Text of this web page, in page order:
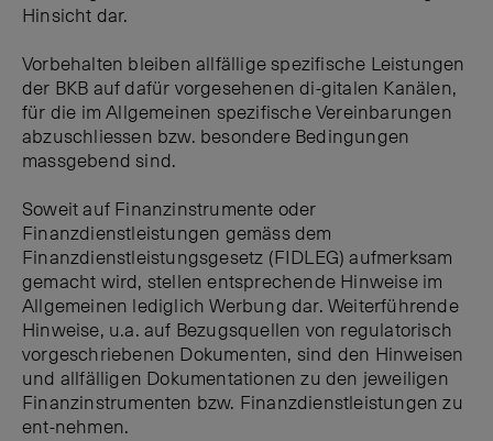
Hinsicht dar.
Vorbehalten bleiben allfällige spezifische Leistungen
der BKB auf dafür vorgesehenen di-gitalen Kanälen,
für die im Allgemeinen spezifische Vereinbarungen
abzuschliessen bzw. besondere Bedingungen
massgebend sind.
Soweit auf Finanzinstrumente oder
Finanzdienstleistungen gemäss dem
Finanzdienstleistungsgesetz (FIDLEG) aufmerksam
gemacht wird, stellen entsprechende Hinweise im
Allgemeinen lediglich Werbung dar. Weiterführende
Hinweise, u.a. auf Bezugsquellen von regulatorisch
vorgeschriebenen Dokumenten, sind den Hinweisen
und allfälligen Dokumentationen zu den jeweiligen
Finanzinstrumenten bzw. Finanzdienstleistungen zu
ent-nehmen.